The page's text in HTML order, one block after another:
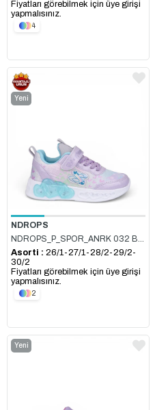
Fiyatları görebilmek için üye girişi
yapmalısınız.
4
NDROPS
Yeni
Asorti : 26/1-27/1-28/2-29/2-
30/2
Fiyatları görebilmek için üye girişi
yapmalısınız.
2
Yeni